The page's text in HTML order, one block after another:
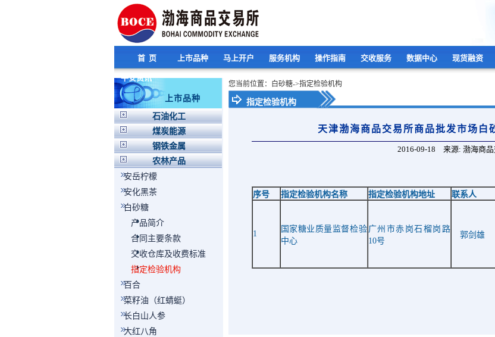
首 页 上市品种 马上开户 服务机构 操作指南 交收服务 数据中心 现货融资
平安资讯
上市品种
石油化工
煤炭能源
钢铁金属
农林产品
安岳柠檬
安化黑茶
白砂糖
产品简介
合同主要条款
交收仓库及收费标准
指定检验机构
百合
菜籽油（红蜻蜓）
长白山人参
大红八角
您当前位置：白砂糖->指定检验机构
指定检验机构
天津渤海商品交易所商品批发市场白
2016-09-18 来源: 渤海商品
序号 指定检验机构名称 指定检验机构地址 联系人
1
国家糖业质量监督检验
中心
广州市赤岗石榴岗路
10号
郭剑雄